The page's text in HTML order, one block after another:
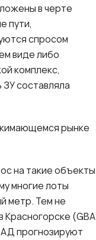
в черте
пути,
спросом
виде либо
комплекс,
составляла
рынке
на такие объекты
многие лоты
метр. Тем не
Красногорске (GBA
прогнозируют